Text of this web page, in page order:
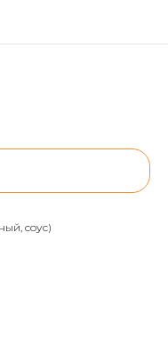
соус)